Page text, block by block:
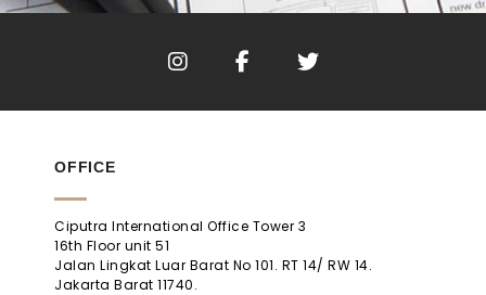
OFFICE
Ciputra International Office Tower 3
16th Floor unit 51
Jalan Lingkat Luar Barat No 101. RT 14/ RW 14.
Jakarta Barat 11740.